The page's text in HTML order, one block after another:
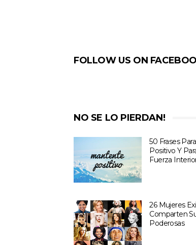
FOLLOW US ON
NO SE LO PIERDAN!
50 Frases
Positivo Y
Fuerza
26 Mujeres
Comparten
Poderosas